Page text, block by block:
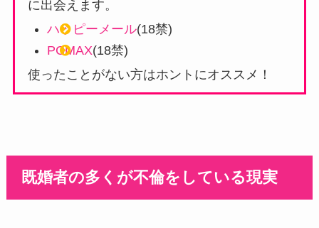
に出会えます。
ハッピーメール(18禁)
PCMAX(18禁)
使ったことがない方はホントにオススメ！
既婚者の多くが不倫をしている現実